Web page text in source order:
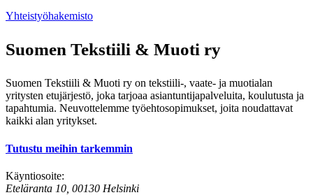
Yhteistyöhakemisto
Suomen Tekstiili & Muoti ry
Suomen Tekstiili & Muoti ry on tekstiili-, vaate- ja muotialan
yritysten etujärjestö, joka tarjoaa asiantuntijapalveluita, koulutusta ja
tapahtumia. Neuvottelemme työehtosopimukset, joita noudattavat
kaikki alan yritykset.
Tutustu meihin tarkemmin
Käyntiosoite:
Eteläranta 10, 00130 Helsinki